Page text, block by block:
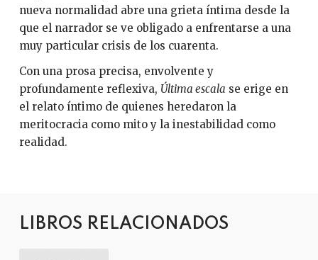
nueva normalidad abre una grieta íntima desde la
que el narrador se ve obligado a enfrentarse a una
muy particular crisis de los cuarenta.
Con una prosa precisa, envolvente y
profundamente reflexiva, Última escala se erige en
el relato íntimo de quienes heredaron la
meritocracia como mito y la inestabilidad como
realidad.
LIBROS RELACIONADOS